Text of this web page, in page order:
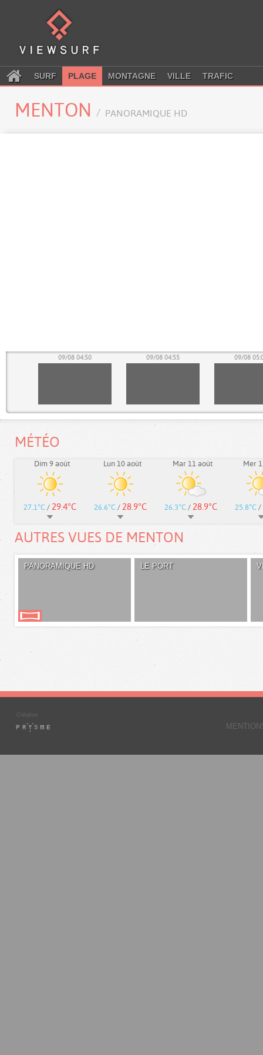
SURF PLAGE MONTAGNE VILLE TRAFIC
MENTON PANORAMIQUE HD
09/08 04:50 09/08 04:55 09/08
MÉTÉO
Dim 9 août
27.1°C / 29.4°C
Lun 10 août
26.6°C / 28.9°C
Mar 11 août
26.3°C / 28.9°C
Mer
25.8°C /
AUTRES VUES DE MENTON
PANORAMIQUE HD LE PORT